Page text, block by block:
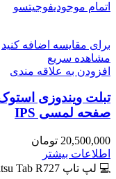
اتمام موجودیفوجیتسو
برای مقایسه اضافه کنید
مشاهده سریع
افزودن به علاقه مندی
صفحه لمسی IPS
20,500,000 تومان
اطلاعات بیشتر